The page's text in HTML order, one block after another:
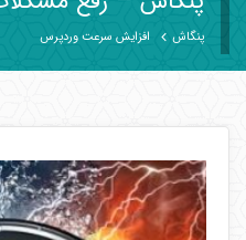
پنگاش افزایش سرعت وردپرس